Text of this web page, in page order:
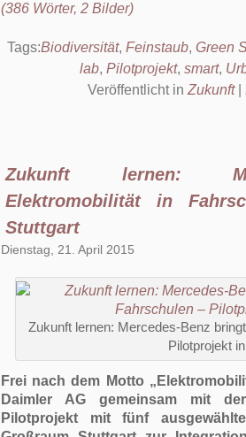
(386 Wörter, 2 Bilder)
Tags:Biodiversität, Feinstaub, Green
lab, Pilotprojekt, smart,
Veröffentlicht in Zukunft|
Zukunft lernen:
Elektromobilität in
Stuttgart
Dienstag, 21. April 2015
Zukunft lernen: Mercedes-Benz
Pilotprojekt
Frei nach dem Motto
Daimler AG gemeinsam mit
Pilotprojekt mit fünf